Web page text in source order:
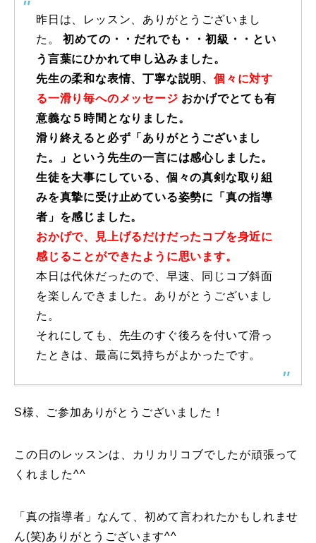
インストラクター募集
インストラクター一覧
コブレッスン参加のお客様の声 Review
よくある質問 FAQ
レッスン内容について
レッスン周辺に関して
お申し込みについて
動画で学ぶ Movie
最新レッスン動画
コブ斜面の滑り方解説動画
プレゼント
プレゼント付メルマガ
昨日は、レッスン、ありがとうございまし
た。初めての・・だれでも・・初級・・とい
う言葉にひかれて申し込みました。
先生の柔和な表情、丁寧な説明、 個々に対す
る一滑り毎へのメッセージ おかげでとても有
意義な５時間となりました。
滑り終えると必ず「ありがとうございまし
た。」という先生の一言には感心しました。
生徒を大事にしている、個々の真剣な取り組
みを真摯に受け止めている姿勢に「真の指導
者」を感じました。
おかげで、見上げるだけだったコブを身近に
感じることができたように思います。
本日は代休だったので、早速、同じコブ斜面
を楽しんできました。ありがとうございまし
た。
それにしても、先生のすぐ後ろを付いて滑っ
たときは、最高に気持ちがよかったです。
S様、ご参加ありがとうございました！
この日のレッスンは、カリカリコブでしたが頑張って
くれました^^
「真の指導者」なんて、初めて言われたかもしれませ
ん(笑)ありがとうございます^^